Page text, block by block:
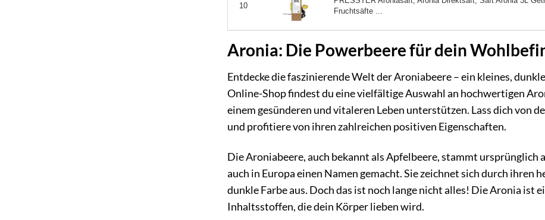
10
Fruchtsäfte ...
Aronia: Die Powerbeere für dein
Entdecke die faszinierende Welt der Aroniabeere – ein kleines,
Online-Shop findest du eine vielfältige Auswahl an hochwertigen
einem gesünderen und vitaleren Leben unterstützen. Lass dich von
und profitiere von ihren zahlreichen positiven Eigenschaften.
Die Aroniabeere, auch bekannt als Apfelbeere, stammt
auch in Europa einen Namen gemacht. Sie zeichnet sich durch ihren
dunkle Farbe aus. Doch das ist noch lange nicht alles! Die Aronia ist
Inhaltsstoffen, die dein Körper lieben wird.